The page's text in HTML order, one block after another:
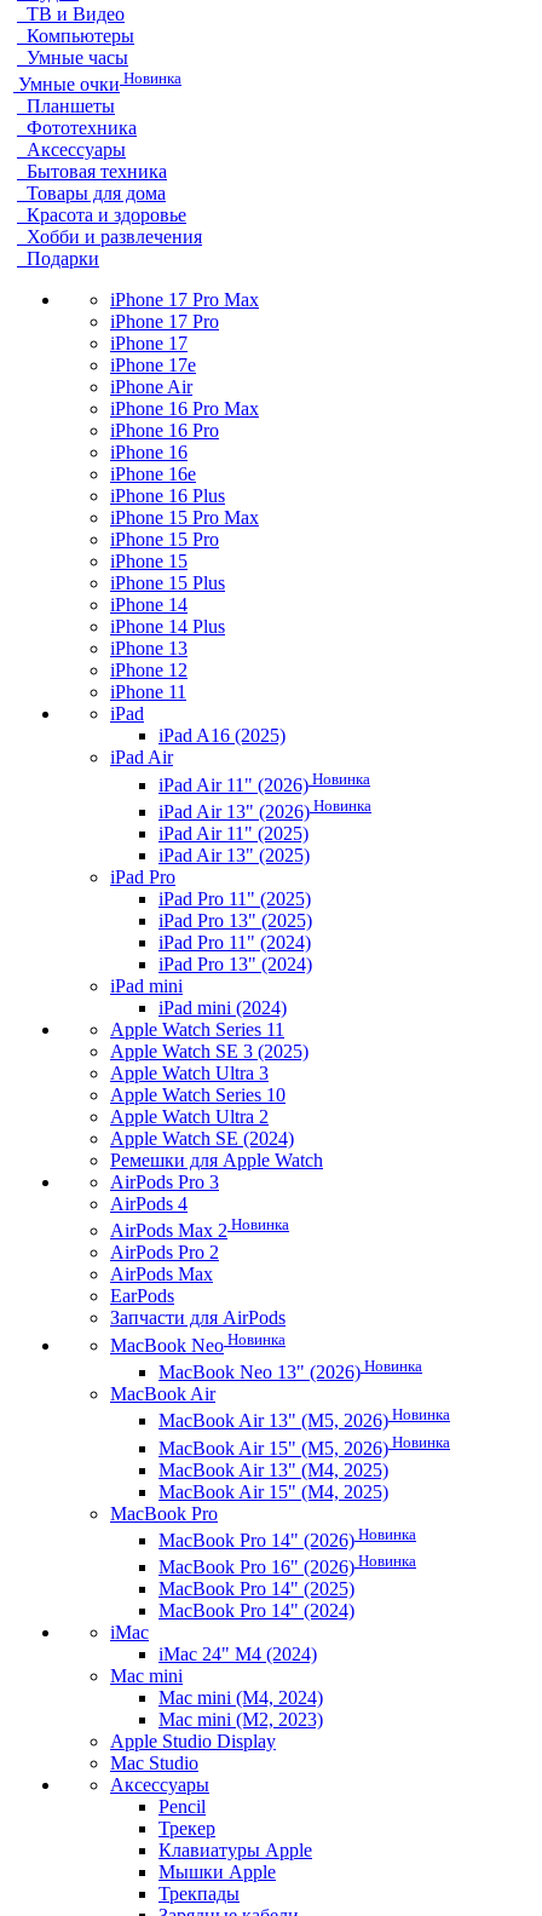
ТВ и Видео
Компьютеры
Умные часы
Умные очки Новинка
Планшеты
Фототехника
Аксессуары
Бытовая техника
Товары для дома
Красота и здоровье
Хобби и развлечения
Подарки
iPhone 17 Pro Max
iPhone 17 Pro
iPhone 17
iPhone 17e
iPhone Air
iPhone 16 Pro Max
iPhone 16 Pro
iPhone 16
iPhone 16e
iPhone 16 Plus
iPhone 15 Pro Max
iPhone 15 Pro
iPhone 15
iPhone 15 Plus
iPhone 14
iPhone 14 Plus
iPhone 13
iPhone 12
iPhone 11
iPad
iPad A16 (2025)
iPad Air
iPad Air 11" (2026) Новинка
iPad Air 13" (2026) Новинка
iPad Air 11" (2025)
iPad Air 13" (2025)
iPad Pro
iPad Pro 11" (2025)
iPad Pro 13" (2025)
iPad Pro 11" (2024)
iPad Pro 13" (2024)
iPad mini
iPad mini (2024)
Apple Watch Series 11
Apple Watch SE 3 (2025)
Apple Watch Ultra 3
Apple Watch Series 10
Apple Watch Ultra 2
Apple Watch SE (2024)
Ремешки для Apple Watch
AirPods Pro 3
AirPods 4
AirPods Max 2 Новинка
AirPods Pro 2
AirPods Max
EarPods
Запчасти для AirPods
MacBook Neo Новинка
MacBook Neo 13" (2026) Новинка
MacBook Air
MacBook Air 13" (M5, 2026) Новинка
MacBook Air 15" (M5, 2026) Новинка
MacBook Air 13" (M4, 2025)
MacBook Air 15" (M4, 2025)
MacBook Pro
MacBook Pro 14" (2026) Новинка
MacBook Pro 16" (2026) Новинка
MacBook Pro 14" (2025)
MacBook Pro 14" (2024)
iMac
iMac 24" M4 (2024)
Mac mini
Mac mini (M4, 2024)
Mac mini (M2, 2023)
Apple Studio Display
Mac Studio
Аксессуары
Pencil
Трекер
Клавиатуры Apple
Мышки Apple
Трекпады